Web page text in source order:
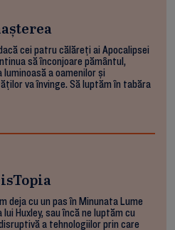
cei patru călăreți ai Apocalipsei
să înconjoare pământul,
luminoasă a oamenilor și
va învinge. Să luptăm în tabăra
deja cu un pas în Minunata Lume
lui Huxley, sau încă ne luptăm cu
a tehnologiilor prin care